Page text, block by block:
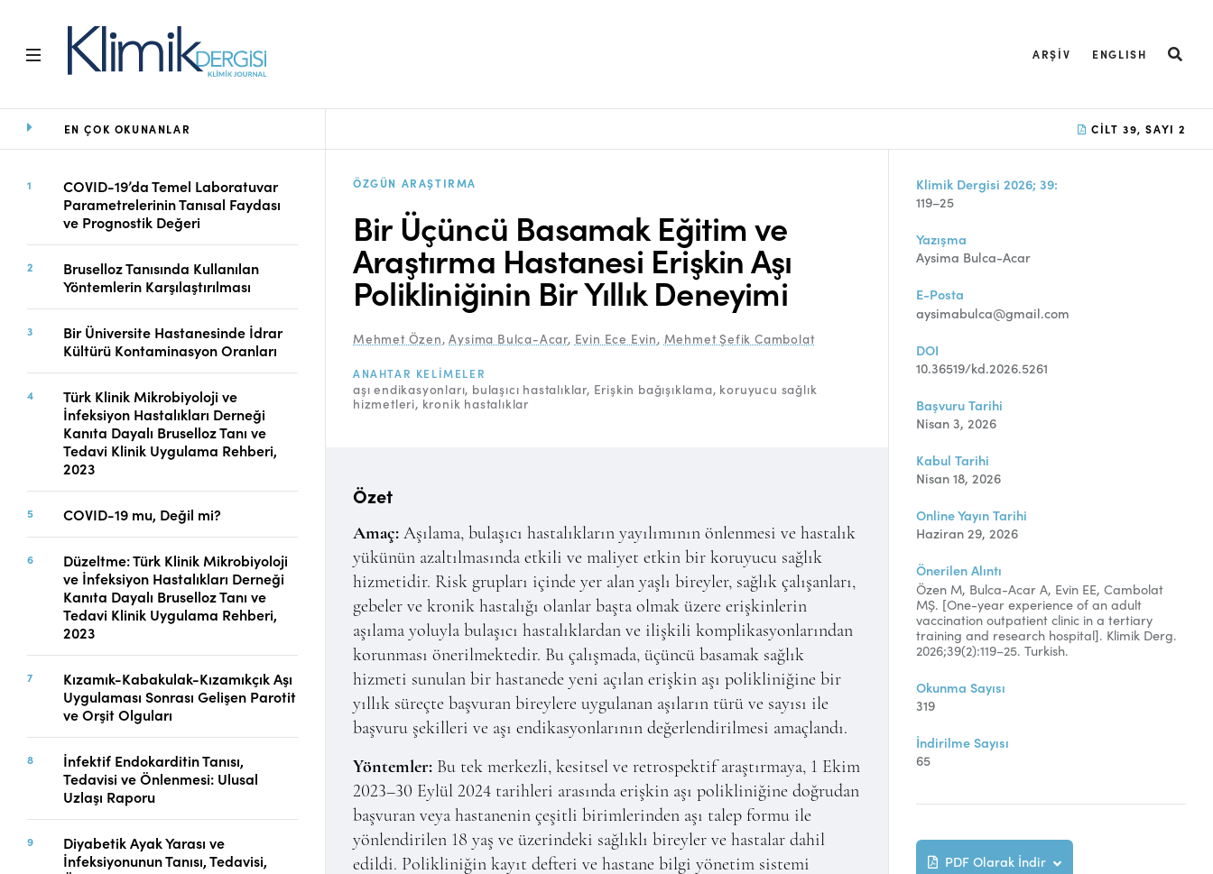
ARŞIV ENGLISH
Ana Sayfa
Amaç ve Kapsam
Açık Erişim İlkesi
Yayın Kurulu
Editoryal Süreç
Danışmanlık Süreci
Yazarlara Bilgi
Online Makale
Gönderimi
Dizinler
Telif Hakları
İletişim
FACEBOOK TWITTER
EN ÇOK OKUNANLAR
COVID-19’da Temel Laboratuvar
Parametrelerinin Tanısal Faydası
ve Prognostik Değeri
Bruselloz Tanısında Kullanılan
Yöntemlerin Karşılaştırılması
Bir Üniversite Hastanesinde İdrar
Kültürü Kontaminasyon Oranları
Türk Klinik Mikrobiyoloji ve
İnfeksiyon Hastalıkları Derneği
Kanıta Dayalı Bruselloz Tanı ve
Tedavi Klinik Uygulama Rehberi,
2023
COVID-19 mu, Değil mi?
Düzeltme: Türk Klinik Mikrobiyoloji
ve İnfeksiyon Hastalıkları Derneği
Kanıta Dayalı Bruselloz Tanı ve
Tedavi Klinik Uygulama Rehberi,
2023
Kızamık-Kabakulak-Kızamıkçık Aşı
Uygulaması Sonrası Gelişen Parotit
ve Orşit Olguları
İnfektif Endokarditin Tanısı,
Tedavisi ve Önlenmesi: Ulusal
Uzlaşı Raporu
Diyabetik Ayak Yarası ve
İnfeksiyonunun Tanısı, Tedavisi,
CILT 39, SAYI 2
ÖZGÜN ARAŞTIRMA
Bir Üçüncü Basamak Eğitim ve
Araştırma Hastanesi Erişkin Aşı
Polikliniğinin Bir Yıllık Deneyimi
Mehmet Özen,Aysima Bulca-Acar, Evin Ece Evin, Mehmet Şefik Cambolat
ANAHTAR KELIMELER
aşı endikasyonları bulaşıcı hastalıklar Erişkin bağışıklama koruyucu sağlık
hizmetleri kronik hastalıklar
Özet
Amaç: Aşılama, bulaşıcı hastalıkların yayılımının önlenmesi ve hastalık
yükünün azaltılmasında etkili ve maliyet etkin bir koruyucu sağlık
hizmetidir. Risk grupları içinde yer alan yaşlı bireyler, sağlık çalışanları,
gebeler ve kronik hastalığı olanlar başta olmak üzere erişkinlerin
aşılama yoluyla bulaşıcı hastalıklardan ve ilişkili komplikasyonlarından
korunması önerilmektedir. Bu çalışmada, üçüncü basamak sağlık
hizmeti sunulan bir hastanede yeni açılan erişkin aşı polikliniğine bir
yıllık süreçte başvuran bireylere uygulanan aşıların türü ve sayısı ile
başvuru şekilleri ve aşı endikasyonlarının değerlendirilmesi amaçlandı.
Yöntemler: Bu tek merkezli, kesitsel ve retrospektif araştırmaya, 1 Ekim
2023–30 Eylül 2024 tarihleri arasında erişkin aşı polikliniğine doğrudan
başvuran veya hastanenin çeşitli birimlerinden aşı talep formu ile
yönlendirilen 18 yaş ve üzerindeki sağlıklı bireyler ve hastalar dahil
edildi. Polikliniğin kayıt defteri ve hastane bilgi yönetim sistemi
Klimik Dergisi 2026; 39:
119–25
Yazışma
Aysima Bulca-Acar
E-Posta
aysimabulca@gmail.com
DOI
10.36519/kd.2026.5261
Başvuru Tarihi
Nisan 3, 2026
Kabul Tarihi
Nisan 18, 2026
Online Yayın Tarihi
Haziran 29, 2026
Önerilen Alıntı
Özen M, Bulca-Acar A, Evin EE, Cambolat
MŞ. [One-year experience of an adult
vaccination outpatient clinic in a tertiary
training and research hospital]. Klimik Derg.
2026;39(2):119–25. Turkish.
Okunma Sayısı
319
İndirilme Sayısı
65
PDF Olarak İndir